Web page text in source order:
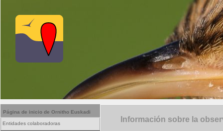
Página de inicio de Ornitho Euskadi
Entidades colaboradoras Información sobre la